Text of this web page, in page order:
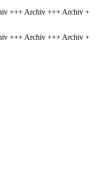
+++ Archiv +++ Archiv
+++ Archiv +++ Archiv